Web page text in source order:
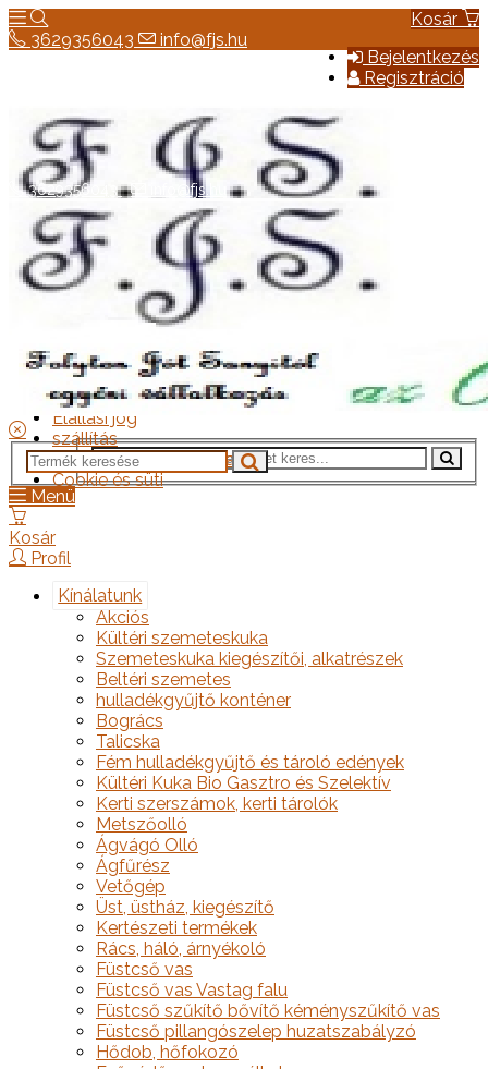
Kosár
Bejelentkezés
Regisztráció
3629356043 info@fjs.hu
Hírek
Elérhetőség
Általános szerződési feltételek
Elállási jog
szállítás
Adatkezelési tájékoztató
Cookie és süti
3629356043 info@fjs.hu
Menü
Kosár
Profil
Kínálatunk
Akciós
Kültéri szemeteskuka
Szemeteskuka kiegészítői, alkatrészek
Beltéri szemetes
hulladékgyűjtő konténer
Bogrács
Talicska
Fém hulladékgyűjtő és tároló edények
Kültéri Kuka Bio Gasztro és Szelektív
Kerti szerszámok, kerti tárolók
Metszőolló
Ágvágó Olló
Ágfűrész
Vetőgép
Üst, üstház, kiegészítő
Kertészeti termékek
Rács, háló, árnyékoló
Füstcső vas
Füstcső vas Vastag falu
Füstcső szűkítő bővítő kéményszűkítő vas
Füstcső pillangószelep huzatszabályzó
Hődob, hőfokozó